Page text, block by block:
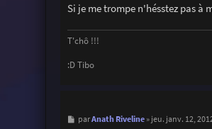
Si je me trompe n'hésstez pas à
T'chô !!!
:D Tibo
M
parAnath Riveline» jeu. janv. 12,